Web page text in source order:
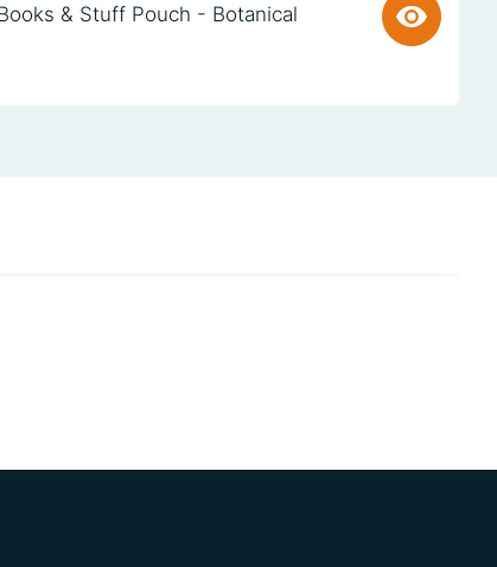
& Stuff Pouch - Botanical